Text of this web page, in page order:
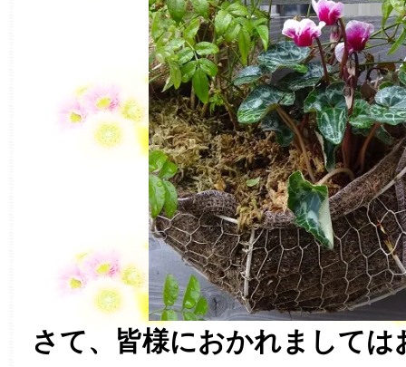
さて、皆様におかれまして